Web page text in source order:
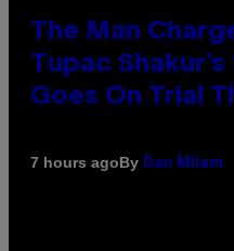
The Man
Tupac
Goes On Trial
7 hours agoBy Dan Milam